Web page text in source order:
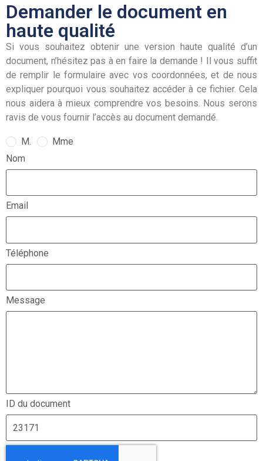
Demander le document en
haute qualité
Si vous souhaitez obtenir une version haute qualité d’un
document, n’hésitez pas à en faire la demande ! Il vous suffit
de remplir le formulaire avec vos coordonnées, et de nous
expliquer pourquoi vous souhaitez accéder à ce fichier. Cela
nous aidera à mieux comprendre vos besoins. Nous serons
ravis de vous fournir l’accès au document demandé.
M.
Mme
Nom
Email
Téléphone
Message
ID du document